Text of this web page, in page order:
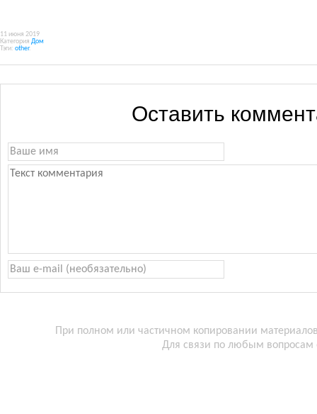
11 июня 2019
Категория Дом
Тэги: other.
Оставить
При полном или частичном копировании
Для связи по любым